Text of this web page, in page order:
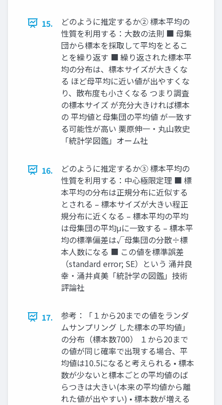
15.
どのように推定するか➁ 標本平均の
性質を利用する：大数の法則 ■ 母集
団から標本を採取して平均をとるこ
とを繰り返す ■ 繰り返された標本平
均の分布は、標本サイズが大きくな
る ほど母平均に近い値が出やすくな
り、散布度も小さくなる つまり調査
の標本サイズ が充分大きければ標本
の 平均値と母集団の平均値 が一致す
る可能性が高い 栗原伸一・丸山敦史
「統計学図鑑」オーム社
16.
どのように推定するか③ 標本平均の
性質を利用する：中心極限定理 ■ 標
本平均の分布は正規分布に近似する
とされる – 標本サイズが大きい程正
規分布に近くなる – 標本平均の平均
は母集団の平均μに一致する – 標本平
均の標準偏差は√母集団の分散÷標
本人数になる ■ この値を標準誤差
（standard error; SE）という 涌井良
幸・涌井貞美「統計学の図鑑」技術
評論社
17.
参考：「１から20までの値をランダ
ムサンプリング した標本の平均値」
の分布（標本数700） １から20まで
の値が同じ確率で出現する場合、平
均値は10.5になると考えられる • 標本
数が少ないと標本ごとの平均値のば
らつきは大きい(本来の平均値から離
れた値が出やすい) • 標本数が増える